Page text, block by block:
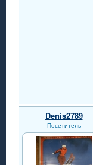
Denis2789
Посетитель